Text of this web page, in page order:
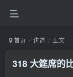
首页 讲道 正文
318 大筵席的